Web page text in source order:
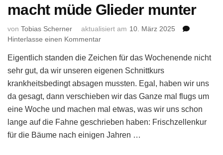
macht müde Glieder munter
von Tobias Scherner aktualisiert am 10. März 2025
Hinterlasse einen Kommentarzu
aus
der
Not
Tugend
wird
–
oder:
Eigentlich standen die Zeichen für das Wochenende nicht
sehr gut, da wir unseren eigenen Schnittkurs
krankheitsbedingt absagen mussten. Egal, haben wir uns
da gesagt, dann verschieben wir das Ganze mal flugs um
eine Woche und machen mal etwas, was wir uns schon
lange auf die Fahne geschrieben haben: Frischzellenkur
für die Bäume nach einigen Jahren …